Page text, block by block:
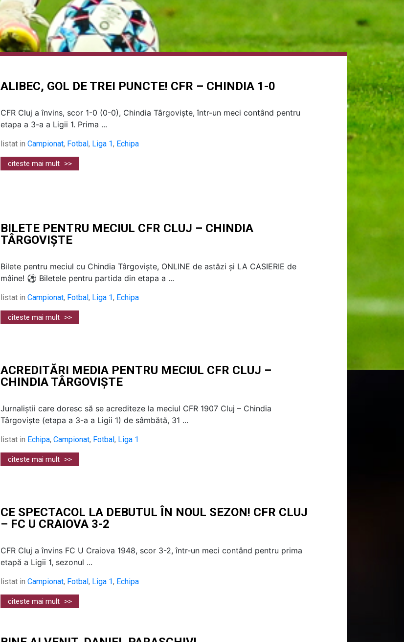
ALIBEC, GOL DE TREI PUNCTE! CFR – CHINDIA 1-0
CFR Cluj a învins, scor 1-0 (0-0), Chindia Târgoviște, într-un meci contând pentru
etapa a 3-a a Ligii 1. Prima ...
listat in Campionat, Fotbal, Liga 1, Echipa
citeste mai mult >>
BILETE PENTRU MECIUL CFR CLUJ – CHINDIA
TÂRGOVIȘTE
Bilete pentru meciul cu Chindia Târgoviște, ONLINE de astăzi și LA CASIERIE de
mâine! ⚽ Biletele pentru partida din etapa a ...
listat in Campionat, Fotbal, Liga 1, Echipa
citeste mai mult >>
ACREDITĂRI MEDIA PENTRU MECIUL CFR CLUJ –
CHINDIA TÂRGOVIȘTE
Jurnaliștii care doresc să se acrediteze la meciul CFR 1907 Cluj – Chindia
Târgoviște (etapa a 3-a a Ligii 1) de sâmbătă, 31 ...
listat in Echipa, Campionat, Fotbal , Liga 1
citeste mai mult >>
CE SPECTACOL LA DEBUTUL ÎN NOUL SEZON! CFR CLUJ
– FC U CRAIOVA 3-2
CFR Cluj a învins FC U Craiova 1948, scor 3-2, într-un meci contând pentru prima
etapă a Ligii 1, sezonul ...
listat in Campionat, Fotbal , Liga 1, Echipa
citeste mai mult >>